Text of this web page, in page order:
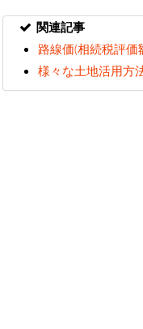
関連記事
路線価(相続税評価
様々な土地活用方